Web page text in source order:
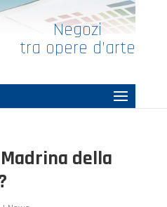
Negozi
tra opere d’arte
della